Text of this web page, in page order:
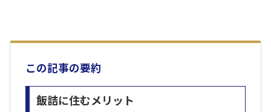
この記事の要約
飯詰に住むメリット